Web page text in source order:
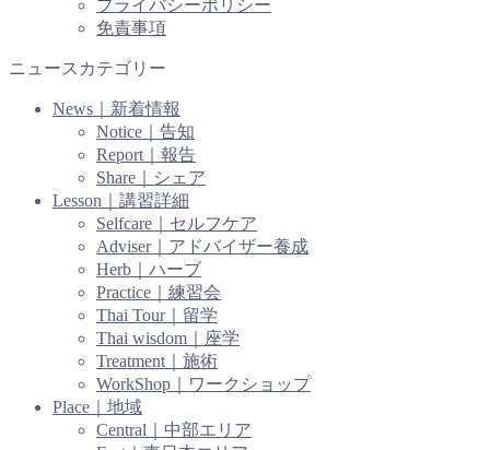
プライバシーポリシー
免責事項
ニュースカテゴリー
News｜新着情報
Notice｜告知
Report｜報告
Share｜シェア
Lesson｜講習詳細
Selfcare｜セルフケア
Adviser｜アドバイザー養成
Herb｜ハーブ
Practice｜練習会
Thai Tour｜留学
Thai wisdom｜座学
Treatment｜施術
WorkShop｜ワークショップ
Place｜地域
Central｜中部エリア